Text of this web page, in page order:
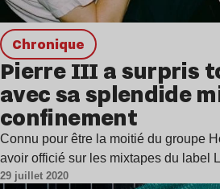
chronique
Pierre III a surpris
avec sa splendide
confinement
Connu pour être la moitié du groupe
avoir officié sur les mixtapes du label
29 juillet 2020